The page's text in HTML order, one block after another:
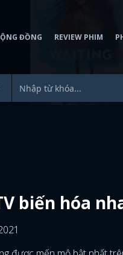
ĐỒNG REVIEW PHIM
biến hóa